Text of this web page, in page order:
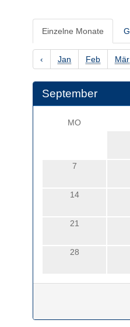
Einzelne Monate
‹ Jan Feb Mär
September
MO
7
14
21
28